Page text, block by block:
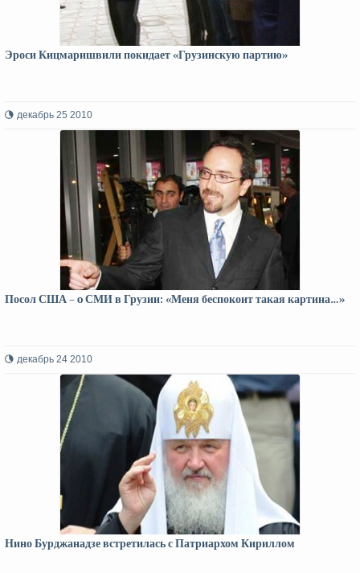
Эроси Кицмаришвили покидает «Грузинскую партию»
декабрь 25 2010
Посол США – o СМИ в Грузии: «Меня беспокоит такая картина…»
декабрь 24 2010
Нино Бурджанадзе встретилась с Патриархом Кириллом